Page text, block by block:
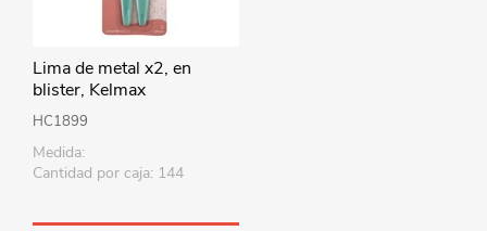
Lima de metal x2, en
blister, Kelmax
HC1899
Medida:
Cantidad por caja: 144